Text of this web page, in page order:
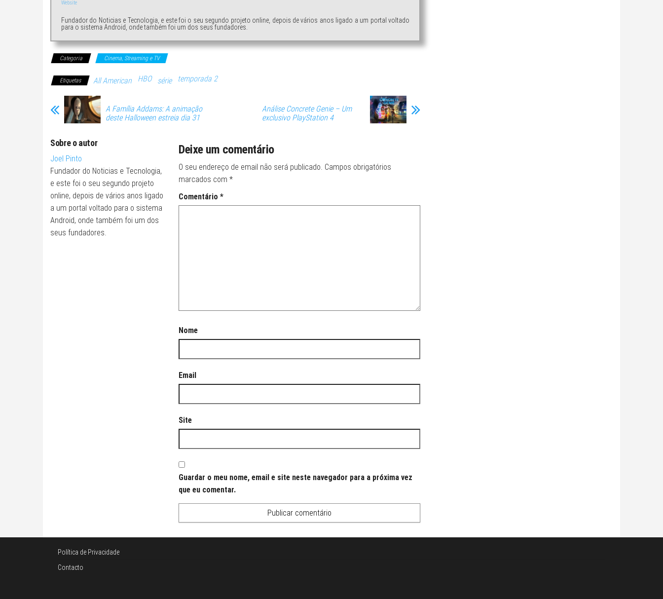
Website
Fundador do Noticias e Tecnologia, e este foi o seu segundo projeto online, depois de vários anos ligado a um portal voltado
para o sistema Android, onde também foi um dos seus fundadores.
Categoria Cinema, Streaming e TV
Etiquetas All American HBO série temporada 2
A Família Addams: A animação
deste Halloween estreia dia 31
Análise Concrete Genie – Um
exclusivo PlayStation 4
Sobre o autor
Joel Pinto
Fundador do Noticias e Tecnologia,
e este foi o seu segundo projeto
online, depois de vários anos ligado
a um portal voltado para o sistema
Android, onde também foi um dos
seus fundadores.
Deixe um comentário
O seu endereço de email não será publicado. Campos obrigatórios
marcados com *
Comentário *
Nome
Email
Site
Guardar o meu nome, email e site neste navegador para a próxima vez
que eu comentar.
Política de Privacidade
Contacto